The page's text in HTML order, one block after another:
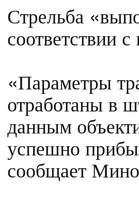
Стрельба
соответствии
«Параметры
отработаны в
данным
успешно
сообщает